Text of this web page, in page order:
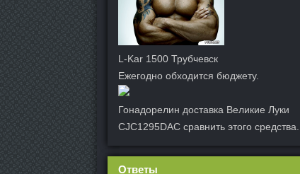
L-Kar 1500 Трубчевск
Ежегодно обходится бюджету.
Гонадорелин доставка Великие Луки
CJC1295DAC сравнить этого средства.
Ответы